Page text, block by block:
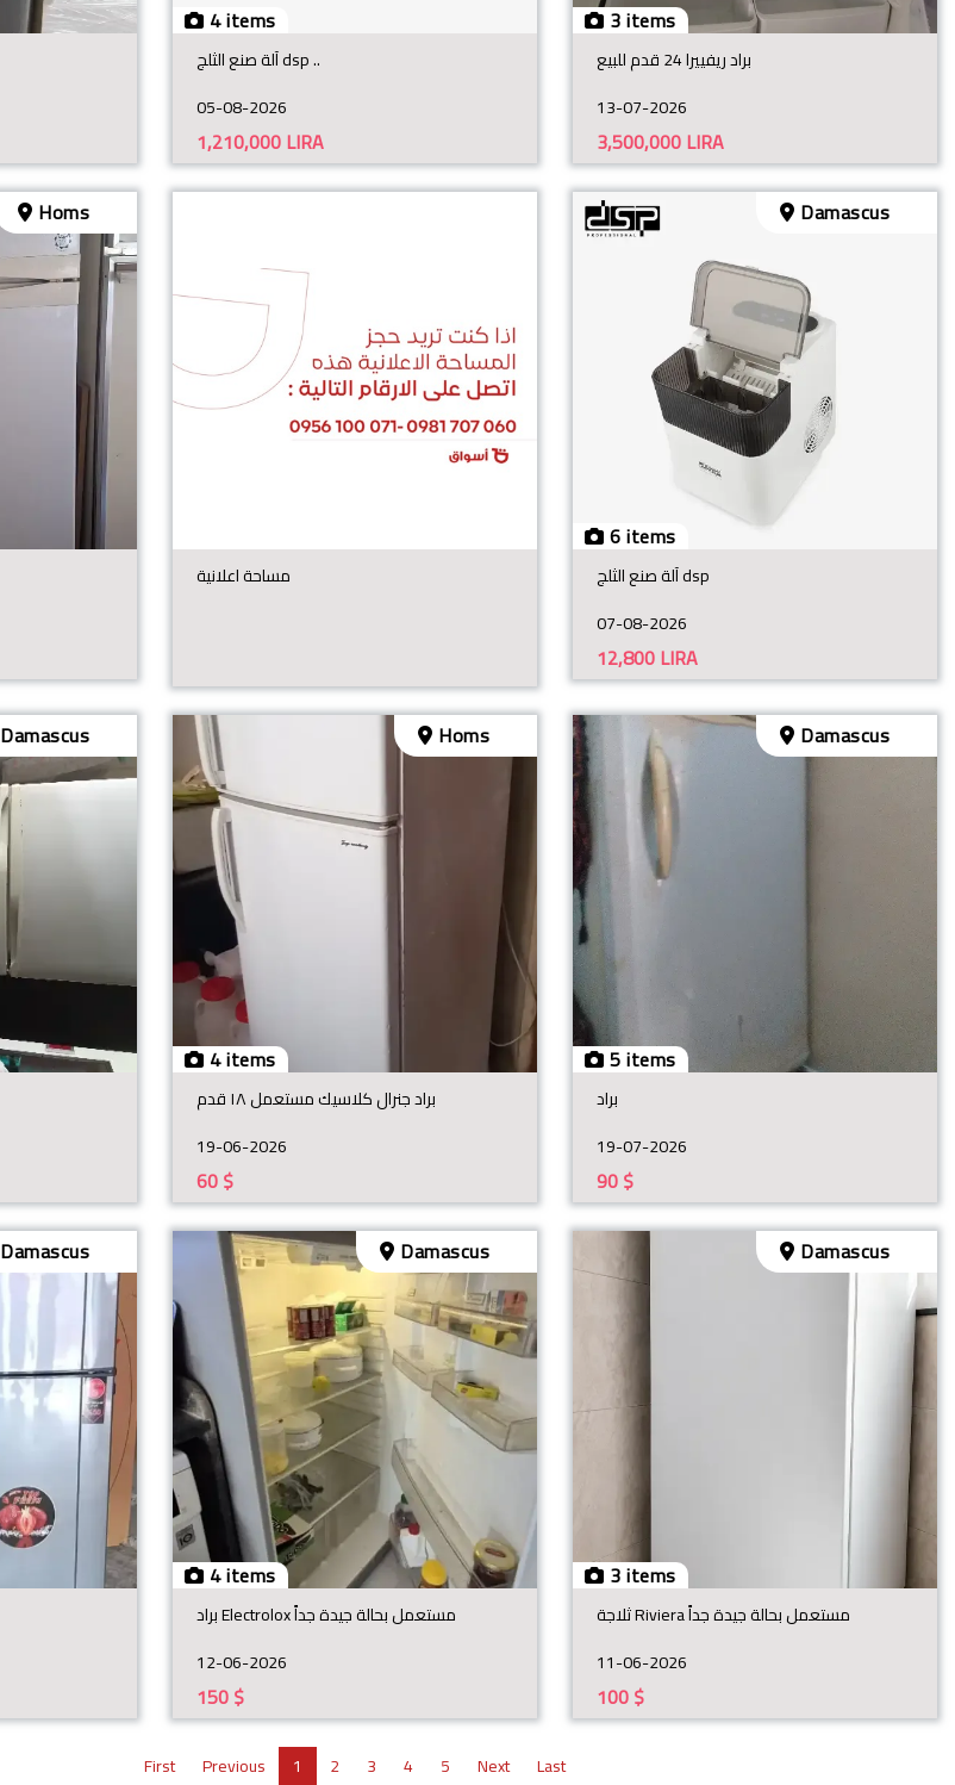
4 items
آلة صنع الثلج dsp ..
05-08-2026
LIRA
1,210,000
3 items
براد ريفييرا 24 قدم للبيع
13-07-2026
LIRA
3,500,000
Homs
مساحة اعلانية
6 items
Damascus
آلة صنع الثلج dsp
07-08-2026
LIRA
12,800
Damascus
4 items
Homs
براد جنرال كلاسيك مستعمل ١٨ قدم
19-06-2026
$
60
5 items
Damascus
براد
19-07-2026
$
90
Damascus
4 items
Damascus
براد Electrolox مستعمل بحالة جيدة جداً
12-06-2026
$
150
3 items
Damascus
ثلاجة Riviera مستعمل بحالة جيدة جداً
11-06-2026
$
100
First Previous 1 2 3 4 5 Next Last